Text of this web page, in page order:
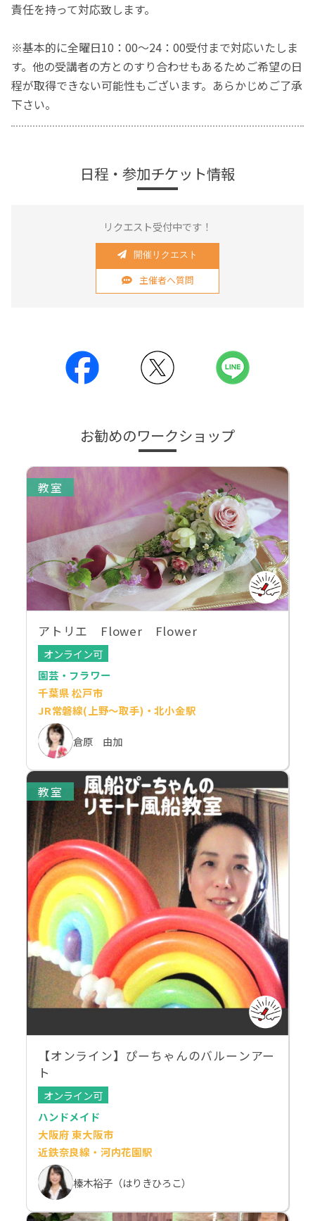
責任を持って対応致します。
※基本的に全曜日10：00〜24：00受付まで対応いたしま
す。他の受講者の方とのすり合わせもあるためご希望の日
程が取得できない可能性もございます。あらかじめご了承
下さい。
日程・参加チケット情報
リクエスト受付中です！
開催リクエスト
主催者へ質問
お勧めのワークショップ
教室
アトリエ Flower Flower
オンライン可
園芸・フラワー
千葉県 松戸市
JR常磐線(上野～取手)・北小金駅
倉原 由加
教室
【オンライン】ぴーちゃんのバルーンアー
ト
オンライン可
ハンドメイド
大阪府 東大阪市
近鉄奈良線・河内花園駅
榛木裕子（はりきひろこ）